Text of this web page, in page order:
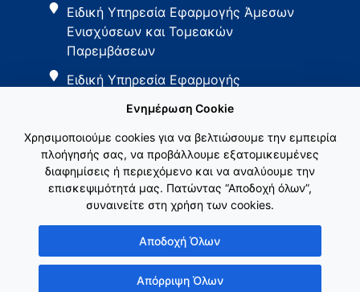
Ειδική Υπηρεσία Εφαρμογής Άμεσων
Ενισχύσεων και Τομεακών
Παρεμβάσεων
Ειδική Υπηρεσία Εφαρμογής
Εθνικό Δίκτυο ΚΑΠ
Ενημέρωση Cookie
Χρησιμοποιούμε cookies για να βελτιώσουμε την εμπειρία
πλοήγησής σας, να προβάλλουμε εξατομικευμένες
διαφημίσεις ή περιεχόμενο και να αναλύουμε την
επισκεψιμότητά μας. Πατώντας “Αποδοχή όλων”,
συναινείτε στη χρήση των cookies.
Αποδοχή Όλων
Απόρριψη Όλων